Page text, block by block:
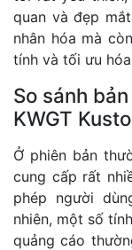
quan và đẹp
nhân hóa mà
tính và tối ưu
So sánh
KWGT
Ở phiên bản
cung cấp rất
phép người
nhiên, một số
quảng cáo